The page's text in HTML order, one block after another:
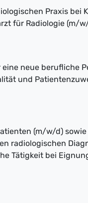
Praxis bei
für Radiologie (m/
neue berufliche
und
(m/w/d)
radiologischen
Tätigkeit bei